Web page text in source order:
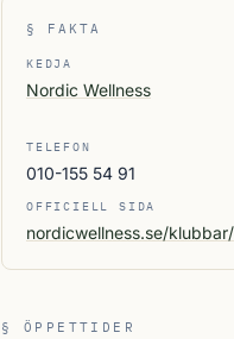
§ FAKTA
KEDJA
Nordic Wellness
TELEFON
010-155 54 91
OFFICIELL SIDA
nordicwellness.se/
§ ÖPPETTIDER